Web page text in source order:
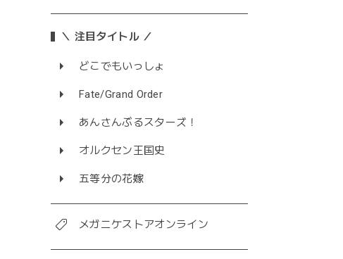
＼ 注目タイトル ／
どこでもいっしょ
Fate/Grand Order
あんさんぶるスターズ！
オルクセン王国史
五等分の花嫁
メガニケストアオンライン